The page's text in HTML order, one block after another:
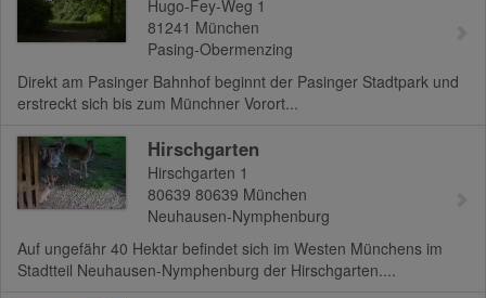
Hugo-Fey-Weg 1
81241 München
Pasing-Obermenzing
Direkt am Pasinger Bahnhof beginnt der Pasinger Stadtpark und
erstreckt sich bis zum Münchner Vorort...
Hirschgarten
Hirschgarten 1
80639 80639 München
Neuhausen-Nymphenburg
Auf ungefähr 40 Hektar befindet sich im Westen Münchens im
Stadtteil Neuhausen-Nymphenburg der Hirschgarten....